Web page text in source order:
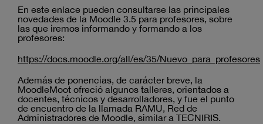
En este enlace pueden consultarse las principales
novedades de la Moodle 3.5 para profesores, sobre
las que iremos informando y formando a los
profesores:
https://docs.moodle.org/all/es/35/Nuevo_para_profesores
Además de ponencias, de carácter breve, la
MoodleMoot ofreció algunos talleres, orientados a
docentes, técnicos y desarrolladores, y fue el punto
de encuentro de la llamada RAMU, Red de
Administradores de Moodle, similar a TECNIRIS.